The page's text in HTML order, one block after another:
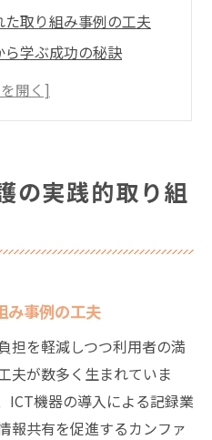
取り組み事例の工夫
学ぶ成功の秘訣
役立つ介護の新しい例
現場の工夫とは
の現場主導の工夫事例
人材定着の新しい仕組み
介護の最前線
現する現場の工夫事例
導入の取り組み例
の実践的取り組
み事例の工夫
担を軽減しつつ利用者の満
夫が数多く生まれていま
ICT機器の導入による記録業
報共有を促進するカンファ